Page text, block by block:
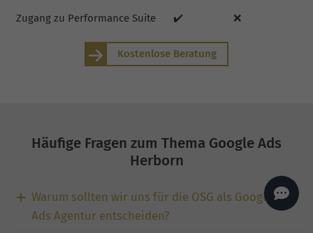
Zugang zu Performance Suite ✔️ ❌
Kostenlose Beratung
Häufige Fragen zum Thema Google Ads
Herborn
Warum sollten wir uns für die OSG als Google
Ads Agentur entscheiden?
Monat, inkl. Content,